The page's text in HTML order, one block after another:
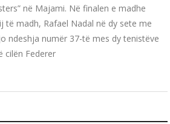
në Majami. Në finalen e madhe
të madh, Rafael Nadal në dy sete me
ndeshja numër 37-të mes dy tenistëve
cilën Federer